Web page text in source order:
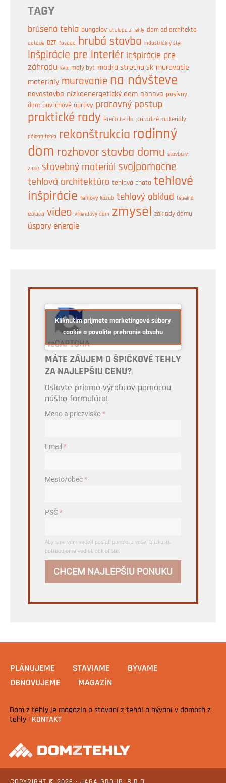
TAGY
brúsená tehla bungalov chalupa z tehly dom od architekta
dotácie DZT fasáda hrubá stavba industriálny štýl
inšpirácie pre interiér inšpirácie pre
záhradu kvíz malý byt modra strecha sk murovacie
materiály murovanie na návšteve
novostavba nízkoenergetický dom obnova pasívny
dom povrchové úpravy pracovný postup
praktické rady Prečo tehla prírodné materiály
pálená tehla rekonštrukcia rodinný
dom rozhovor stavba domu stavba v
zime stavebný materiál svojpomocne
tehlová architektúra tehlová chata tehlové
inšpirácie tehlový kozub tehlový obklad tepelná
izolácia video víkendový dom zmysel základy domu
úspory energie
Kliknutím prijmete marketingové súbory
cookie a povolíte prehranie obsahu
MÁTE ZÁUJEM O ŠPIČKOVÉ TEHLY
ZA NAJLEPŠIU CENU?
Oslovte priamo výrobcov pomocou
nášho formulára!
Meno a priezvisko*
Email *
Mesto/obec*
PSČ*
Aby sme vám vedeli poslať ponuku z vašej blízkosti,
potrebujeme vedieť odkiaľ ste.
CHCEM NAJLEPŠIU PONUKU
PLÁNUJEME STAVIAME
BÝVAME
OBNOVUJEME
MAGAZÍN
Dom z tehly je magazín o stavaní z tehál a bývaní v domoch z
tehly | KONTAKT